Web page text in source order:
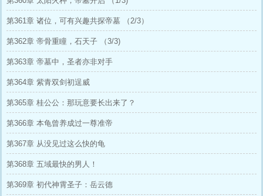
第361章 诸位，可有兴趣共探帝墓 （2/3）
第362章 帝骨重瞳，石天子 （3/3)
第363章 帝墓中，圣者亦非对手
第364章 紫青双剑初逞威
第365章 桂公公：那玩意要长出来了？
第366章 本龟曾养成过一尊准帝
第367章 从没见过这么快的龟
第368章 五域最快的男人！
第369章 初代神霄圣子：岳云德